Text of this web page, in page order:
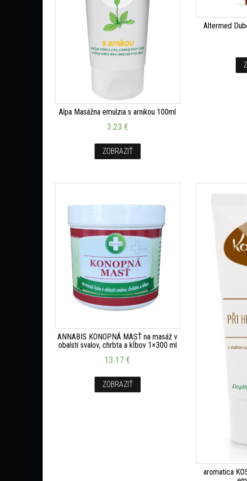
Alpa Masážna emulzia s arnikou 100ml
3.23 €
ZOBRAZIŤ
Altermed
ANNABIS KONOPNÁ MASŤ na masáž v
obalsti svalov, chrbta a kĺbov 1×300 ml
13.17€
ZOBRAZIŤ
aromatica